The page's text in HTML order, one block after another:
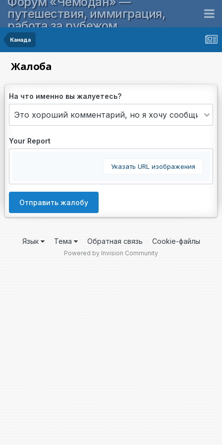
путешествия, иммиграция,
работа за рубежом
Канада
Жалоба
На что именно вы жалуетесь?
Your Report
Указать URL изображения
Отправить жалобу
Язык Тема Обратная связь Cookie-файлы
Powered by Invision Community